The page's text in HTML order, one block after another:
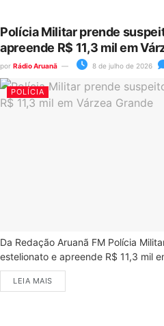
Polícia Militar prende
apreende R$ 11,3 mil em
por Rádio Aruanã 8 de julho de 2026
POLÍCIA
Da Redação Aruanã FM Polícia
estelionato e apreende R$ 11,3 mil
LEIA MAIS